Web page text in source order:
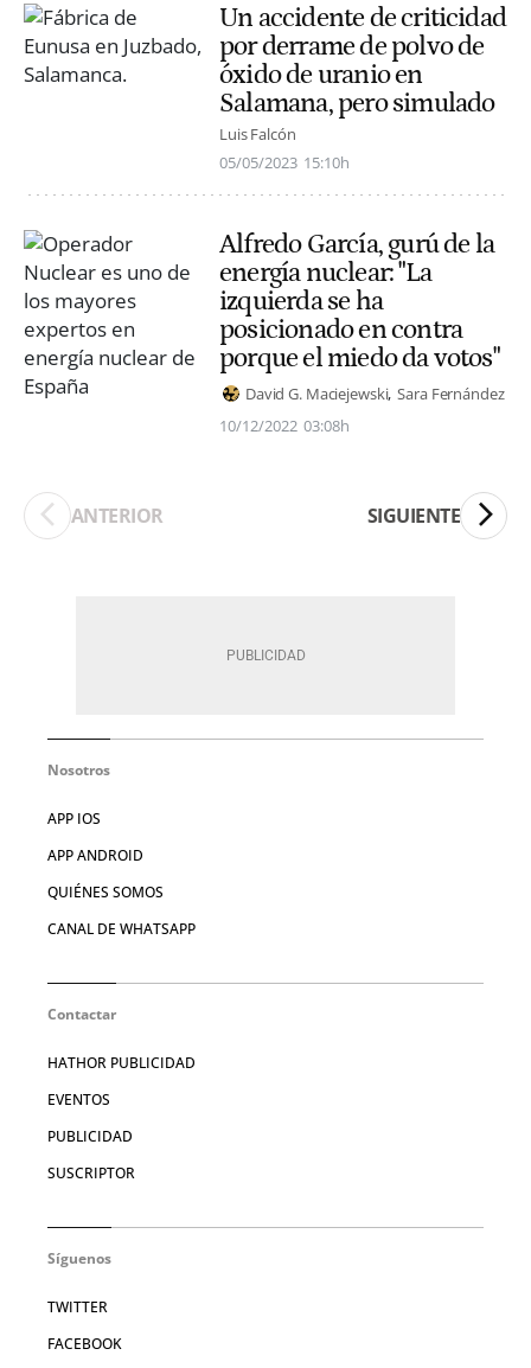
Un accidente de criticidad
por derrame de polvo de
óxido de uranio en
Salamana, pero simulado
Luis Falcón
05/05/2023 15:10h
Alfredo García, gurú de la
energía nuclear: "La
izquierda se ha
posicionado en contra
porque el miedo da votos"
David G. Maciejewski Sara Fernández
10/12/2022 03:08h
ANTERIOR SIGUIENTE
Nosotros
APP IOS
APP ANDROID
QUIÉNES SOMOS
CANAL DE WHATSAPP
Contactar
HATHOR PUBLICIDAD
EVENTOS
PUBLICIDAD
SUSCRIPTOR
Síguenos
TWITTER
FACEBOOK